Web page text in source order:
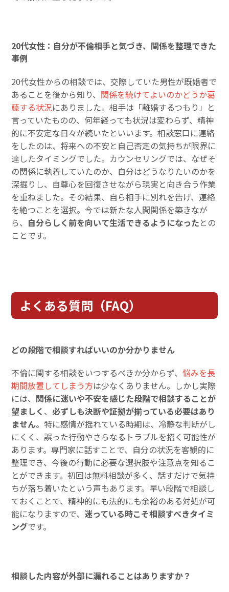
20代女性：自分が不倫相手と気づき、関係を整理できた
事例
20代女性からの相談では、交際していた男性が既婚者で
あることを後から知り、 関係を続けてよいのかどうか葛
藤する状況にありました。相手は「離婚するつもり」と
言っていたものの、何年経っても状況は変わらず、精神
的に不安定な日々が続いたといいます。相談窓口に連絡
をしたのは、将来への不安と自己否定の気持ちが限界に
達したタイミングでした。カウンセリングでは、なぜそ
の関係に執着していたのか、自分はどうなりたいのかを
深掘りし、自尊心を回復させながら現実と向き合う作業
を重ねました。その結果、自ら相手に別れを告げ、連絡
を絶つことを選択。今では新たな人間関係を築きなが
ら、 自分らしく前を向いて生活できるようになったとの
ことです。
よくある質問（FAQ）
どの段階で相談すればいいのか分かりません
不倫に関する相談をいつするべきか分からず、悩みを長
期間放置してしまう方は少なくありません。しかし実際
には、 関係に迷いや不安を感じた段階で相談することが
望ましく 、 必ずしも決断や証拠が揃っている必要はあり
ません。特に感情が揺れている時期は、冷静な判断がし
にくく、誤った行動やさらなるトラブルを招く可能性が
あります。専門家に話すことで、自分の状況を客観的に
整理でき、今後の行動に必要な選択肢や注意点を知るこ
とができます。初回は無料相談が多く、話すだけで気持
ちが落ち着いたという声もあります。早い段階で相談し
ておくことで、精神的にも法的にも余裕のある対処が可
能になりますので、 迷っている時こそ相談すべきタイミ
ングです。
相談した内容が外部に漏れることはありますか？